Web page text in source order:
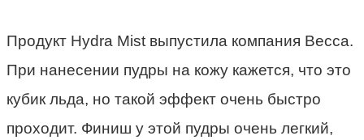
Продукт Hydra Mist выпустила компания Becca.
При нанесении пудры на кожу кажется, что это
кубик льда, но такой эффект очень быстро
проходит. Финиш у этой пудры очень легкий,